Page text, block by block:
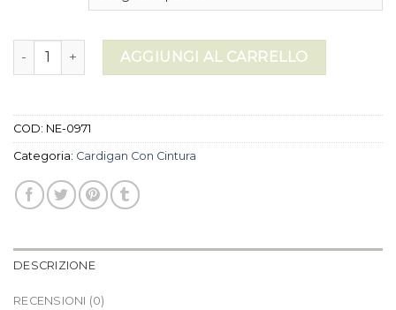
cardigan con cintura quantitàAGGIUNGI AL CARRELLO
COD: NE-0971
Categoria: Cardigan Con Cintura
DESCRIZIONE
RECENSIONI (0)